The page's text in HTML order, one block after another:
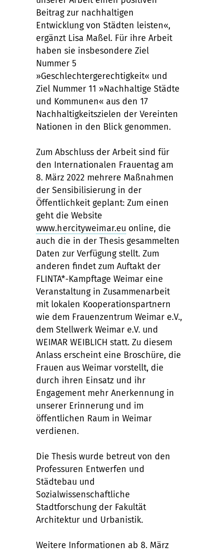
Beitrag zur nachhaltigen
Entwicklung von Städten leisten«,
ergänzt Lisa Maßel. Für ihre Arbeit
haben sie insbesondere Ziel
Nummer 5
»Geschlechtergerechtigkeit« und
Ziel Nummer 11 »Nachhaltige Städte
und Kommunen« aus den 17
Nachhaltigkeitszielen der Vereinten
Nationen in den Blick genommen.
Zum Abschluss der Arbeit sind für
den Internationalen Frauentag am
8. März 2022 mehrere Maßnahmen
der Sensibilisierung in der
Öffentlichkeit geplant: Zum einen
geht die Website
www.hercityweimar.eu online, die
auch die in der Thesis gesammelten
Daten zur Verfügung stellt. Zum
anderen findet zum Auftakt der
FLINTA*-Kampftage Weimar eine
Veranstaltung in Zusammenarbeit
mit lokalen Kooperationspartnern
wie dem Frauenzentrum Weimar e.V.,
dem Stellwerk Weimar e.V. und
WEIMAR WEIBLICH statt. Zu diesem
Anlass erscheint eine Broschüre, die
Frauen aus Weimar vorstellt, die
durch ihren Einsatz und ihr
Engagement mehr Anerkennung in
unserer Erinnerung und im
öffentlichen Raum in Weimar
verdienen.
Die Thesis wurde betreut von den
Professuren Entwerfen und
Städtebau und
Sozialwissenschaftliche
Stadtforschung der Fakultät
Architektur und Urbanistik.
Weitere Informationen ab 8. März